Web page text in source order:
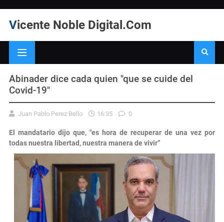
Vicente Noble Digital.Com
Abinader dice cada quien "que se cuide del
Covid-19"
Juan Pablo Perez Bello 16:35 0
El mandatario dijo que, "es hora de recuperar de una vez por
todas nuestra libertad, nuestra manera de vivir”